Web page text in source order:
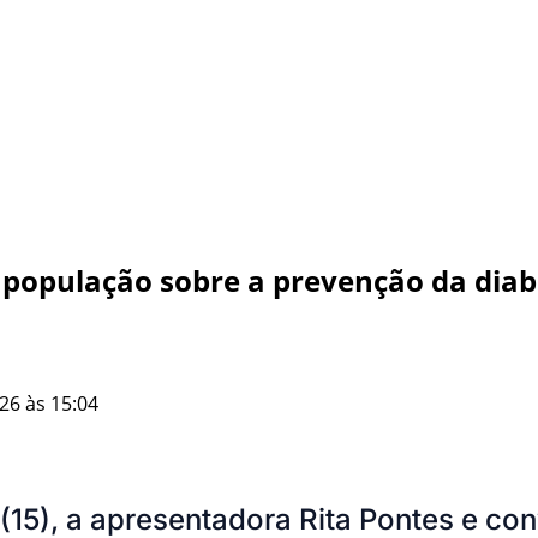
sobre a prevenção da
às 15:04
a apresentadora Rita Pontes e